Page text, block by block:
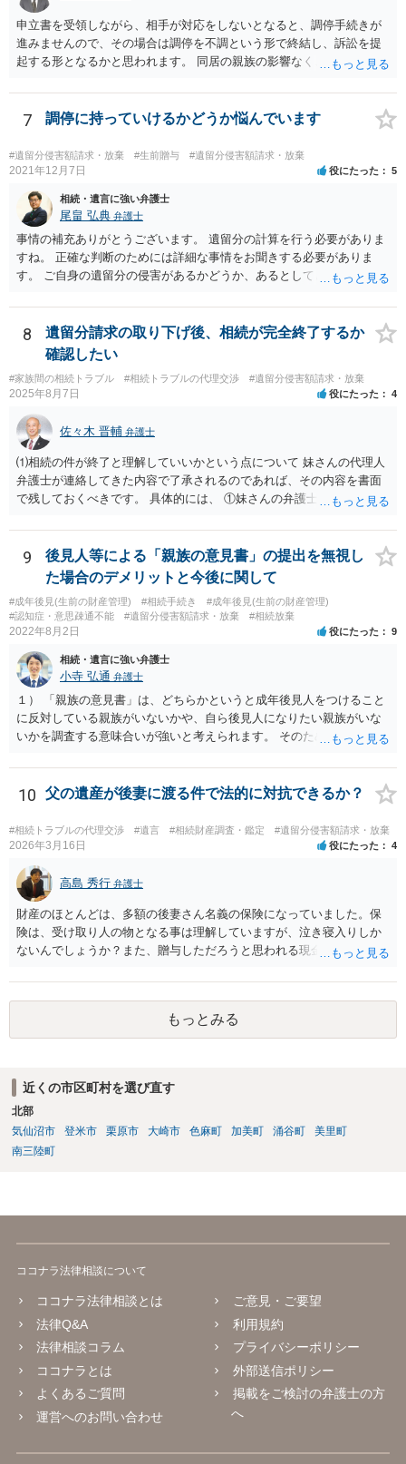
人は応じない姿勢を示していることから，実現は困難だと思います。
主張としては維持しつつも，現実的な解決方法（遺産分割協議の落と
しどころ）としては，譲歩することを甘受しなければならないかもし
れません。
申立書を受領しながら、相手が対応をしないとなると、調停手続きが
進みませんので、その場合は調停を不調という形で終結し、訴訟を提
起する形となるかと思われます。 同居の親族の影響なく、というのは
め、後からひっくり返すということは難しくなってくるかと思われま
す。 公開相談の場でのご相談については、どうしても限界が出てしま
7 調停に持っていけるかどうか悩んでいます
#遺留分侵害額請求・放棄 #生前贈与 #遺留分侵害額請求・放棄
2021年12月7日 役にたった 5
相続・遺言に強い弁護士
尾畠 弘典 弁護士
事情の補充ありがとうございます。 遺留分の計算を行う必要がありま
すね。 正確な判断のためには詳細な事情をお聞きする必要がありま
す。 ご自身の遺留分の侵害があるかどうか、あるとしてどの程度の金
相談されるのが良いと思います。
8
遺留分請求の取り下げ後、相続が完全終了するか
確認したい
#家族間の相続トラブル #相続トラブルの代理交渉 #遺留分侵害額請求・放棄
2025年8月7日 役にたった 4
佐々木 晋輔 弁護士
⑴相続の件が終了と理解していいかという点について 妹さんの代理人
弁護士が連絡してきた内容で了承されるのであれば、その内容を書面
で残しておくべきです。 具体的には、 ①妹さんの弁護士に対して、連
の預金を振り込めば終了など）を記載した合意書等の書面を作成して
もらう。 ②相談者様はその書面の内容をしっかり確認する。納得でき
ない部分があれば、説明を求めたり、修正を求める。 なお、相続に
関してお互いに債権債務がないことを確認する旨を記載してもらいま
しょう。その記載があれば、相続の件は終了となります。 ③合意書等
が納得できる内容になれば、お互いに署名捺印する。 という流れで
捺印する前に、相談者様も別の弁護士に相談して確認してもらうので
もいいと思います。 ⑵振込先が弁護士宛であることについて 代理人弁
護士の預り口座を振込先とするのはよくあることです。 問題ないと思
います。
9
後見人等による「親族の意見書」の提出を無視し
た場合のデメリットと今後に関して
#成年後見(生前の財産管理) #相続手続き
#成年後見(生前の財産管理)
#認知症・意思疎通不能
#遺留分侵害額請求・放棄 #相続放棄
2022年8月2日 役にたった 9
相続・遺言に強い弁護士
小寺 弘通 弁護士
１） 「親族の意見書」は、どちらかというと成年後見人をつけること
に反対している親族がいないかや、自ら後見人になりたい親族がいな
いかを調査する意味合いが強いと考えられます。 そのため、ご相談の
す。 ２） 場合によっては、介護や被後見人の財産の処分等に関して、
後見人から相談があることも考えられます。 また、お祖母さんがお亡
くなりになった場合、相続人となる可能性がありますが、 その場合は
相続放棄されれば問題ありません。 ３） 完全に拒否する方法はないか
もしれませんが、 関わりを持ちたくないとのことでしたら、親族の意
見書にその旨を記載して提出しておけば良いかも知れません。 後見人
としても、関わりを拒否している親族にあえて連絡をしてくる可能性
は低いと考えられます。 以上、ご参考になさってください。
10 父の遺産が後妻に渡る件で法的に対抗できるか？
#相続トラブルの代理交渉 #遺言 #相続財産調査・鑑定 #遺留分侵害額請求・放棄
2026年3月16日 役にたった 4
高島 秀行 弁護士
財産のほとんどは、多額の後妻さん名義の保険になっていました。保
険は、受け取り人の物となる事は理解していますが、泣き寝入りしか
ないんでしょうか？また、贈与しただろうと思われる現金の引き出し
うか？ 保険は原則として受取人のものですが、遺産全体での保険金
の割合が高い場合、掛け金が一括払いで、保険金が掛け金の額と同様
の額の場合などは特別受益として遺留分の対象となる可能性がありま
す。 多額の現金の引き出しは、相手に渡ったかどうか、そのとき父
もっとみる
近くの市区町村を選び直す
北部
気仙沼市
登米市 栗原市 大崎市 色麻町 加美町 涌谷町
美里町
南三陸町
ココナラ法律相談について
ココナラ法律相談とは
法律Q&A
法律相談コラム
ココナラとは
よくあるご質問
運営へのお問い合わせ
ご意見・ご要望
利用規約
プライバシーポリシー
外部送信ポリシー
掲載をご検討の弁護士の方
へ